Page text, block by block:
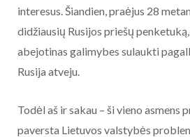
interesus. Šiandien, praėjus 28
didžiausių Rusijos priešų
abejotinas galimybes sulaukti
Rusija atveju.
Todėl aš ir sakau – ši vieno asmens
paversta Lietuvos valstybės